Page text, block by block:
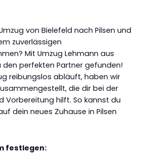
von Bielefeld nach Pilsen und
zuverlässigen
Mit Umzug Lehmann aus
den perfekten Partner gefunden!
reibungslos abläuft, haben wir
die dir bei der
Vorbereitung hilft. So kannst du
dein neues Zuhause in Pilsen
festlegen: